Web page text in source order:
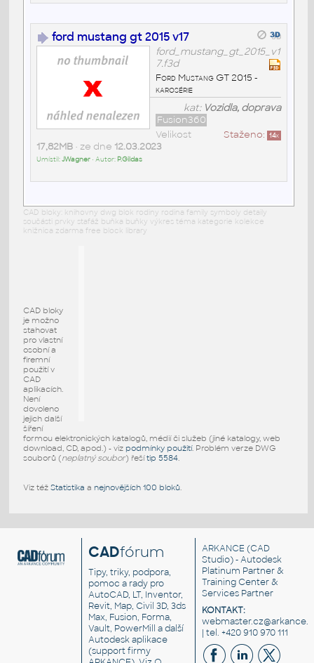
ford mustang gt 2015 v17
ford_mustang_gt_2015_v1
7.f3d
Ford Mustang GT 2015 -
karosérie
kat: Vozidla, doprava
Fusion360
Staženo: 14x
Velikost
17,82MB• ze dne 12.03.2023
Umístil:JWagner• Autor: P.Gildas
CAD bloky: knihovny dwg blok rodiny rodina family symboly detaily
součásti prvky stafáž buňka buňky výkres téma kategorie kolekce
knižnica zdarma free block library
CAD bloky
je možno
stahovat
pro vlastní
osobní a
firemní
použití v
CAD
aplikacích.
Není
dovoleno
jejich další
šíření
formou elektronických katalogů, médií či služeb (jiné katalogy, web
download, CD, apod.) - viz podmínky použití. Problém verze DWG
souborů (neplatný soubor) řešítip 5584.
Viz též Statistika a nejnovějších 100 bloků.
CADfórum
Tipy, triky, podpora,
pomoc a rady pro
AutoCAD, LT, Inventor,
Revit, Map, Civil 3D, 3ds
Max, Fusion, Forma,
Vault, PowerMill a další
Autodesk aplikace
(support firmy
ARKANCE (CAD
Studio) - Autodesk
Platinum Partner &
Training Center &
Services Partner
KONTAKT:
| tel. +420 910 970 111